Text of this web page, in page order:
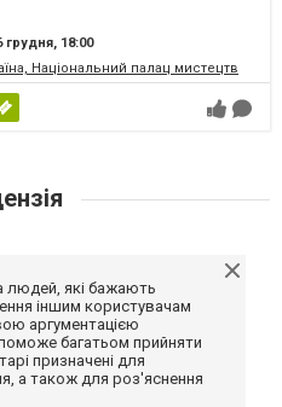
грудня, 18:00
Національний палац мистецтв
людей, які бажають
іншим користувачам
аргументацією
багатьом прийняти
призначені для
а також для роз'яснення